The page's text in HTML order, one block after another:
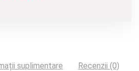
suplimentare Recenzii (0)